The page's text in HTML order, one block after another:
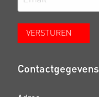
Contactgegevens